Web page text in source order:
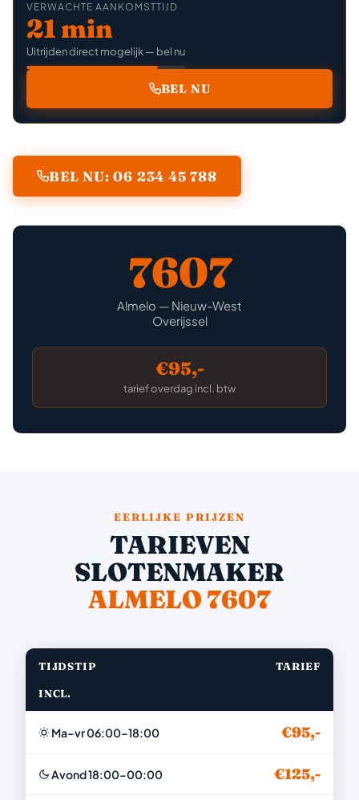
VERWACHTE AANKOMSTTIJD
21 min
Uitrijden direct mogelijk — bel nu
BEL NU
BEL NU: 06 234 45 788
7607
Almelo — Nieuw-West
Overijssel
€95,-
tarief overdag incl. btw
EERLIJKE PRIJZEN
TARIEVEN
SLOTENMAKER
ALMELO 7607
TIJDSTIP TARIEF
INCL.
Ma–vr 06:00–18:00 €95,-
Avond 18:00–00:00 €125,-